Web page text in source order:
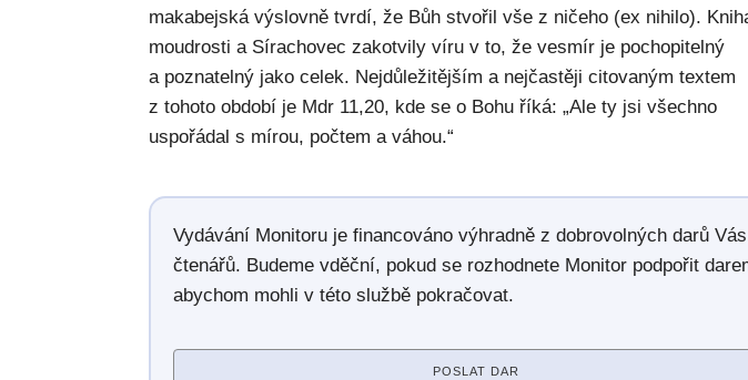
makabejská výslovně tvrdí, že Bůh stvořil vše z ničeho (ex nihilo).
moudrosti a Sírachovec zakotvily víru v to, že vesmír je pochopitelný
a poznatelný jako celek. Nejdůležitějším a nejčastěji citovaným textem
z tohoto období je Mdr 11,20, kde se o Bohu říká: „Ale ty jsi všechno
uspořádal s mírou, počtem a váhou.“
Vydávání Monitoru je financováno výhradně z dobrovolných darů
čtenářů. Budeme vděční, pokud se rozhodnete Monitor podpořit
abychom mohli v této službě pokračovat.
POSLAT DAR